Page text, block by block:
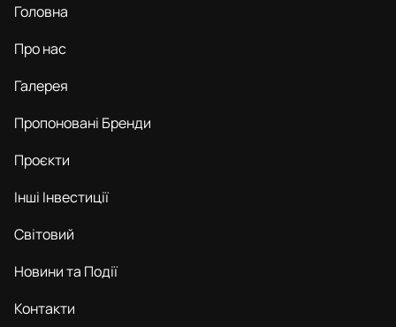
Головна
Про нас
Галерея
Пропоновані Бренди
Проєкти
Інші Інвестиції
Світовий
Новини та Події
Контакти